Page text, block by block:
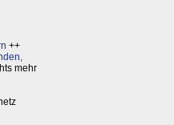
++
mehr